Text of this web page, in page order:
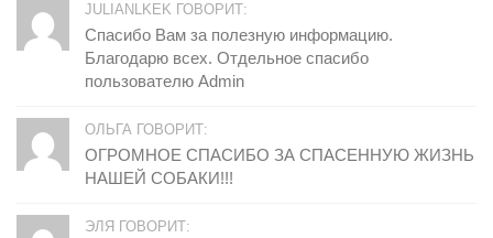
JULIANLKEK ГОВОРИТ:
Спасибо Вам за полезную информацию.
Благодарю всех. Отдельное спасибо
пользователю Admin
ОЛЬГА ГОВОРИТ:
ОГРОМНОЕ СПАСИБО ЗА СПАСЕННУЮ ЖИЗНЬ
НАШЕЙ СОБАКИ!!!
ЭЛЯ ГОВОРИТ: